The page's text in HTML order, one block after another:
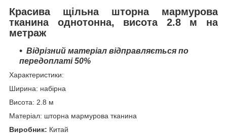
Красива щільна шторна мармурова
тканина однотонна, висота 2.8 м на
метраж
Відрізний матеріал відправляється по
передоплаті 50%
Характеристики:
Ширина: набірна
Висота: 2.8 м
Матеріал: шторна мармурова тканина
Виробник: Китай